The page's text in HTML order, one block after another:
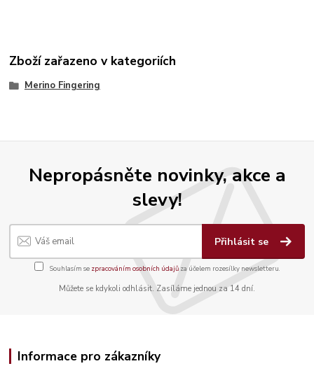
Zboží zařazeno v kategoriích
Merino Fingering
Nepropásněte novinky, akce a
slevy!
Přihlásit se
Souhlasím se zpracováním osobních údajůza účelem rozesílky newsletteru.
Můžete se kdykoli odhlásit. Zasíláme jednou za 14 dní.
Informace pro zákazníky